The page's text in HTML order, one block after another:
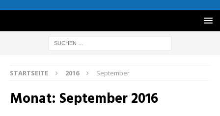
STARTSEITE 2016 September
Monat: September 2016